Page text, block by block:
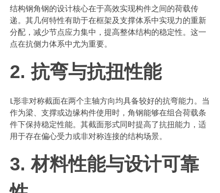
结构钢角钢的设计核心在于高效实现构件之间的荷载传
递。其几何特性有助于在框架及支撑体系中实现力的重新
分配，减少节点应力集中，提高整体结构的稳定性。这一
点在抗侧力体系中尤为重要。
2. 抗弯与抗扭性能
L形非对称截面在两个主轴方向均具备较好的抗弯能力。当
作为梁、支撑或边缘构件使用时，角钢能够在组合荷载条
件下保持稳定性能。其截面形式同时提高了抗扭能力，适
用于存在偏心受力或非对称连接的结构场景。
3. 材料性能与设计可靠